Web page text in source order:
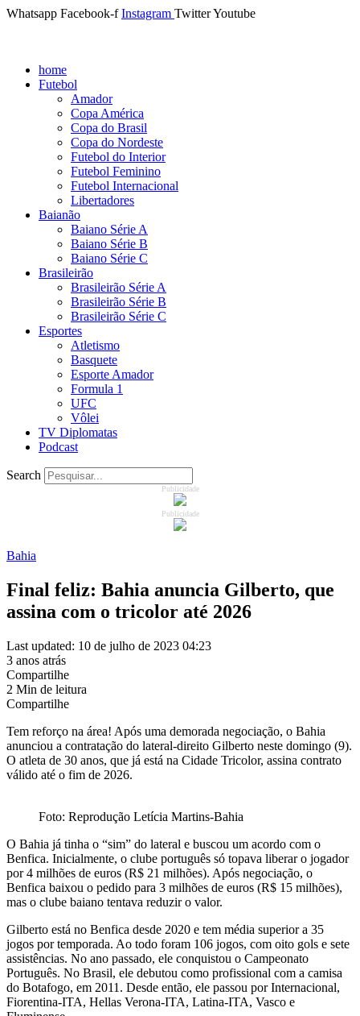
Whatsapp Facebook-f Instagram TwitterYoutube
home
Futebol
Amador
Copa América
Copa do Brasil
Copa do Nordeste
Futebol do Interior
Futebol Feminino
Futebol Internacional
Libertadores
Baianão
Baiano Série A
Baiano Série B
Baiano Série C
Brasileirão
Brasileirão Série A
Brasileirão Série B
Brasileirão Série C
Esportes
Atletismo
Basquete
Esporte Amador
Formula 1
UFC
Vôlei
TV Diplomatas
Podcast
Search
Publicidade
Publicidade
Bahia
Final feliz: Bahia anuncia Gilberto, que
assina com o tricolor até 2026
Last updated: 10 de julho de 2023 04:23
3 anos atrás
Compartilhe
2 Min de leitura
Compartilhe
Tem reforço na área! Após uma demorada negociação, o Bahia
anunciou a contratação do lateral-direito Gilberto neste domingo (9).
O atleta de 30 anos, que já está na Cidade Tricolor, assina contrato
válido até o fim de 2026.
Foto: Reprodução Letícia Martins-Bahia
O Bahia já tinha o “sim” do lateral e buscou um acordo com o
Benfica. Inicialmente, o clube português só topava liberar o jogador
por 4 milhões de euros (R$ 21 milhões). Após negociação, o
Benfica baixou o pedido para 3 milhões de euros (R$ 15 milhões),
mas o clube baiano tentava reduzir o valor.
Gilberto está no Benfica desde 2020 e tem média superior a 35
jogos por temporada. Ao todo foram 106 jogos, com oito gols e sete
assistências. No ano passado, ele conquistou o Campeonato
Português. No Brasil, ele debutou como profissional com a camisa
do Botafogo, em 2011. Desde então, ele passou por Internacional,
Fiorentina-ITA, Hellas Verona-ITA, Latina-ITA, Vasco e